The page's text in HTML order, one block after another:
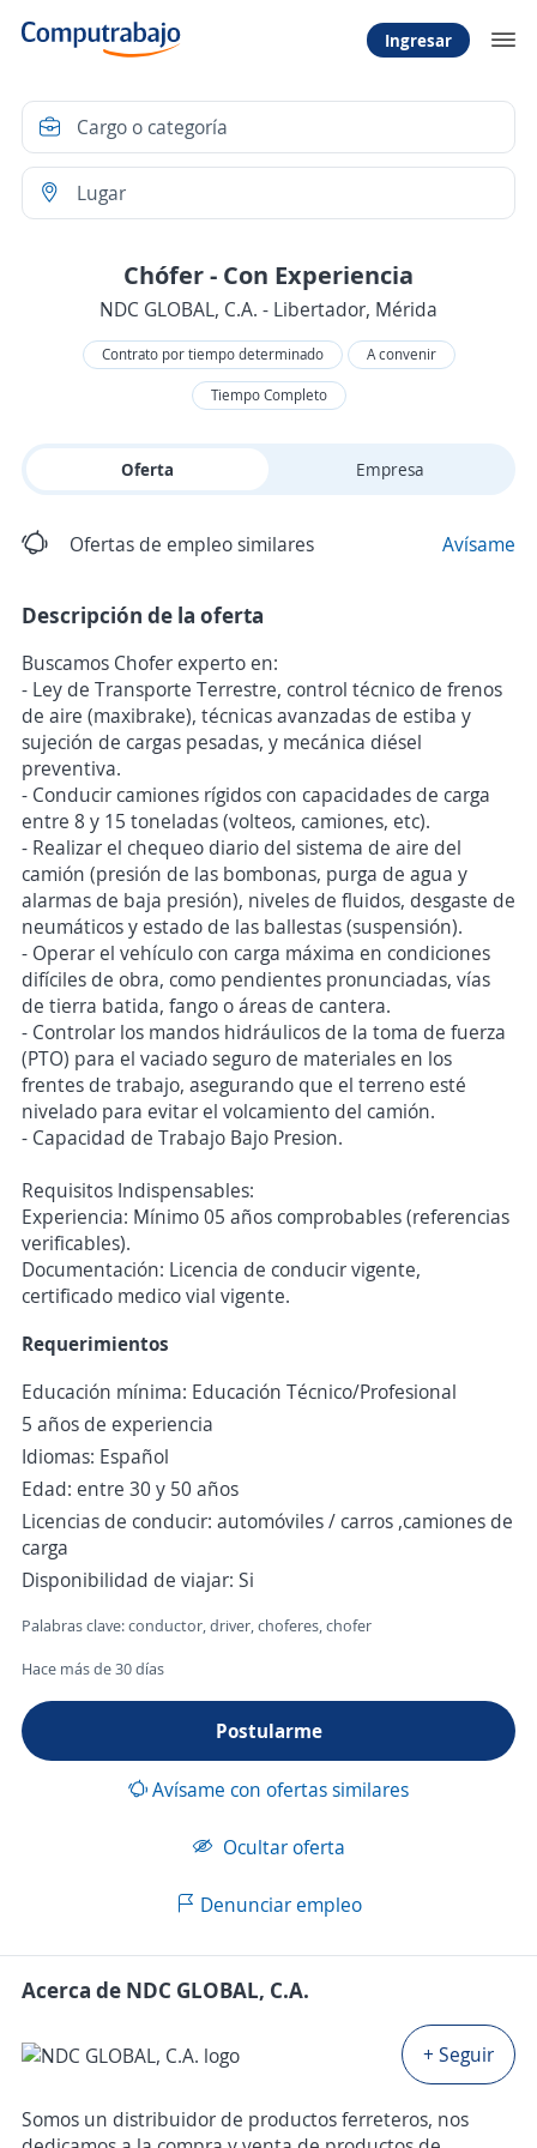
Ingresar
Chófer - Con Experiencia
NDC GLOBAL, C.A. - Libertador, Mérida
Contrato por tiempo determinado
A convenir
Tiempo Completo
Oferta Empresa
Ofertas de empleo similares Avísame
Descripción de la oferta
Buscamos Chofer experto en:
- Ley de Transporte Terrestre, control técnico de frenos
de aire (maxibrake), técnicas avanzadas de estiba y
sujeción de cargas pesadas, y mecánica diésel
preventiva.
- Conducir camiones rígidos con capacidades de carga
entre 8 y 15 toneladas (volteos, camiones, etc).
- Realizar el chequeo diario del sistema de aire del
camión (presión de las bombonas, purga de agua y
alarmas de baja presión), niveles de fluidos, desgaste de
neumáticos y estado de las ballestas (suspensión).
- Operar el vehículo con carga máxima en condiciones
difíciles de obra, como pendientes pronunciadas, vías
de tierra batida, fango o áreas de cantera.
- Controlar los mandos hidráulicos de la toma de fuerza
(PTO) para el vaciado seguro de materiales en los
frentes de trabajo, asegurando que el terreno esté
nivelado para evitar el volcamiento del camión.
- Capacidad de Trabajo Bajo Presion.
Requisitos Indispensables:
Experiencia: Mínimo 05 años comprobables (referencias
verificables).
Documentación: Licencia de conducir vigente,
certificado medico vial vigente.
Requerimientos
Educación mínima: Educación Técnico/Profesional
5 años de experiencia
Idiomas: Español
Edad: entre 30 y 50 años
Licencias de conducir: automóviles / carros ,camiones de
carga
Disponibilidad de viajar: Si
Palabras clave: conductor, driver, choferes, chofer
Hace más de 30 días
Postularme
Avísame con ofertas similares
Ocultar oferta
Denunciar empleo
Acerca de NDC GLOBAL, C.A.
+ Seguir
Somos un distribuidor de productos ferreteros, nos